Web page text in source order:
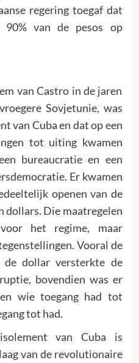
regering toegaf dat
90% van de pesos op
van Castro in de jaren
Sovjetunie, was
van Cuba en dat op een
tot uiting kwamen
bureaucratie en een
Er kwamen
openen van de
dollars. Die maatregelen
het regime, maar
Vooral de
de dollar versterkte de
bovendien was er
wie toegang had tot
tot had.
van Cuba is
van de revolutionaire